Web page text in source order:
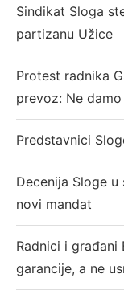
Sindikat Sloga
partizanu Užice
Protest radnika
prevoz: Ne
Predstavnici
Decenija Sloge
novi mandat
Radnici i građani
garancije, a ne